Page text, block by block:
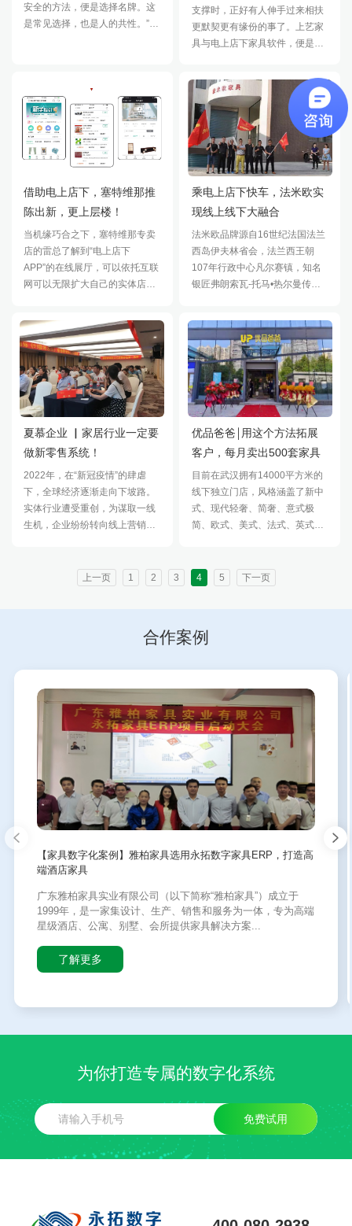
安全的方法，便是选择名牌。这
是常见选择，也是人的共性。”所
支撑时，正好有人伸手过来相扶
更默契更有缘份的事了。上艺家
具与电上店下家具软件，便是如
借助电上店下，塞特维那推
陈出新，更上层楼！
当机缘巧合之下，塞特维那专卖
店的雷总了解到“电上店下
APP”的在线展厅，可以依托互联
网可以无限扩大自己的实体店展
家具，雷
乘电上店下快车，法米欧实
现线上线下大融合
法米欧品牌源自16世纪法国法兰
西岛伊夫林省会，法兰西王朝
107年行政中心凡尔赛镇，知名
银匠弗朗索瓦-托马•热尔曼传人
纯银家具
夏慕企业 ▏家居行业一定要
做新零售系统！
2022年，在“新冠疫情”的肆虐
下，全球经济逐渐走向下坡路。
实体行业遭受重创，为谋取一线
生机，企业纷纷转向线上营销、
优品爸爸￨用这个方法拓展
客户，每月卖出500套家具
目前在武汉拥有14000平方米的
线下独立门店，风格涵盖了新中
式、现代轻奢、简奢、意式极
简、欧式、美式、法式、英式、
货。xia
上一页 1 2 3 4 5 下一页
合作案例
【家具数字化案例】雅柏家具选用永拓数字家具ERP，打造高
端酒店家具
广东雅柏家具实业有限公司（以下简称“雅柏家具”）成立于
1999年，是一家集设计、生产、销售和服务为一体，专为高端
星级酒店、公寓、别墅、会所提供家具解决方案...
了解更多
为你打造专属的数字化系统
免费试用